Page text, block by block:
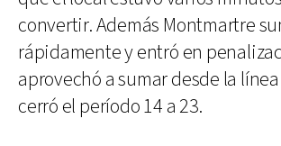
convertir. Además Montmartre
rápidamente y entró en
aprovechó a sumar desde la
cerró el período 14 a 23.